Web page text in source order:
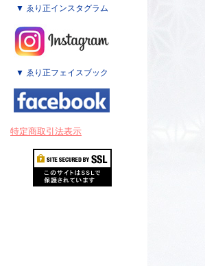
▼ ゑり正インスタグラム
▼ ゑり正フェイスブック
特定商取引法表示